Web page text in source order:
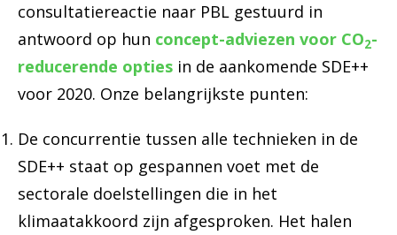
consultatiereactie naar PBL gestuurd in
antwoord op hun concept-adviezen voor CO2-
reducerende opties in de aankomende SDE++
voor 2020. Onze belangrijkste punten:
De concurrentie tussen alle technieken in de
SDE++ staat op gespannen voet met de
sectorale doelstellingen die in het
klimaatakkoord zijn afgesproken. Het halen